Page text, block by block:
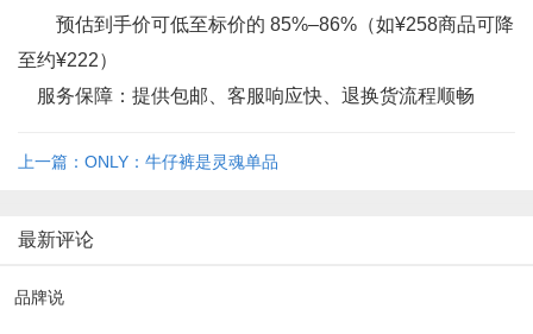
预估到手价可低至标价的 85%–86%（如¥258商品可降
至约¥222）
服务保障：提供包邮、客服响应快、退换货流程顺畅
上一篇：ONLY：牛仔裤是灵魂单品
最新评论
品牌说